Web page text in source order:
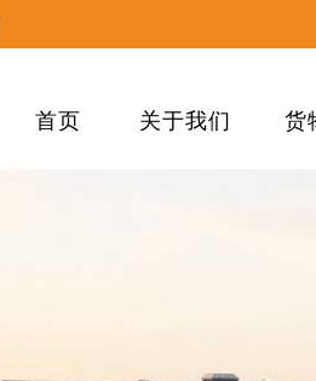
首页 关于我们 货